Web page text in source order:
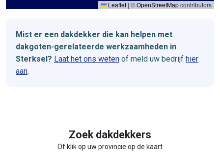
Leaflet | ©OpenStreetMapcontributors
Mist er een dakdekker die kan helpen met
dakgoten-gerelateerde werkzaamheden in
Sterksel? Laat het ons weten of meld uw bedrijf hier
aan.
Zoek dakdekkers
Of klik op uw provincie op de kaart